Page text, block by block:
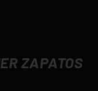
ZAPATOS